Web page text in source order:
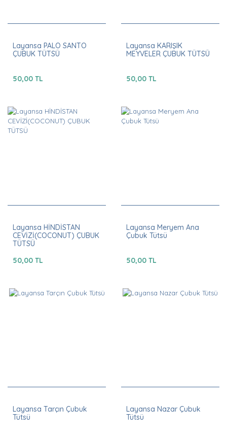
Layansa PALO SANTO
ÇUBUK TÜTSÜ
50,00 TL
Layansa KARIŞIK
MEYVELER ÇUBUK TÜTSÜ
50,00 TL
Layansa HİNDİSTAN
CEVİZİ(COCONUT) ÇUBUK
TÜTSÜ
50,00 TL
Layansa Meryem Ana
Çubuk Tütsü
50,00 TL
Layansa Tarçın Çubuk
Tütsü
Layansa Nazar Çubuk
Tütsü